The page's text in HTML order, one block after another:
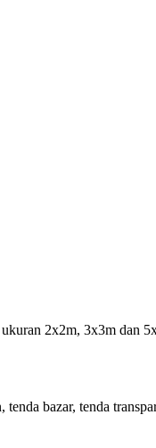
2x2m, 3x3m dan
bazar, tenda